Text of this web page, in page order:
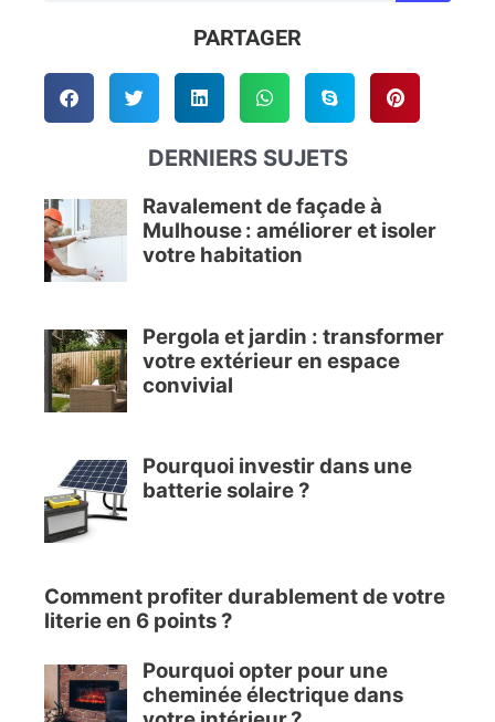
PARTAGER
DERNIERS SUJETS
Ravalement de façade à
Mulhouse : améliorer et isoler
votre habitation
Pergola et jardin : transformer
votre extérieur en espace
convivial
Pourquoi investir dans une
batterie solaire ?
Comment profiter durablement de votre
literie en 6 points ?
Pourquoi opter pour une
cheminée électrique dans